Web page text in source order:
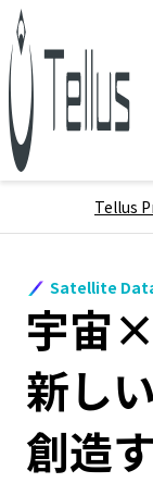
Tellus
Satellite
宇宙
新し
創造